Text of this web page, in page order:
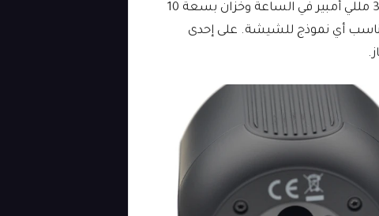
الجهاز 193 جرامًا فقط مع بطارية مدمجة بقوة 3000 مللي أمبير في الساعة وخزان بسعة 10
أي نموذج للشيشة. على إحدى